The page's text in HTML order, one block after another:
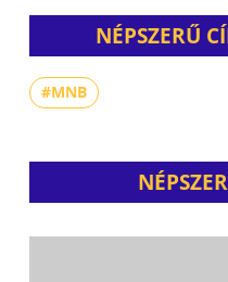
NÉPSZERŰ
#MNB